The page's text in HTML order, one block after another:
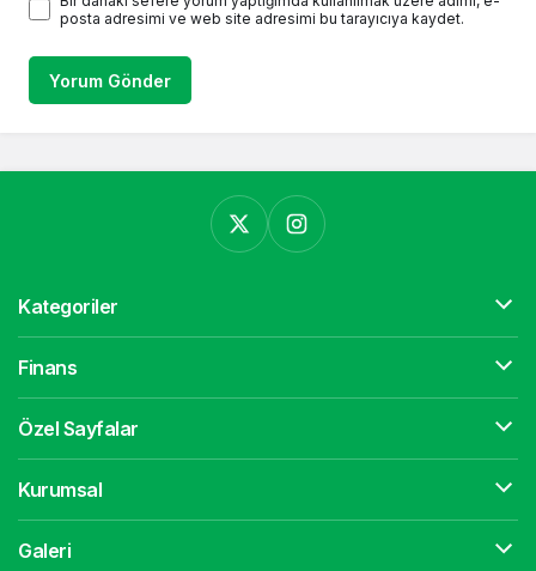
posta adresimi ve web site adresimi bu tarayıcıya kaydet.
Yorum Gönder
Kategoriler
Finans
Özel Sayfalar
Kurumsal
Galeri